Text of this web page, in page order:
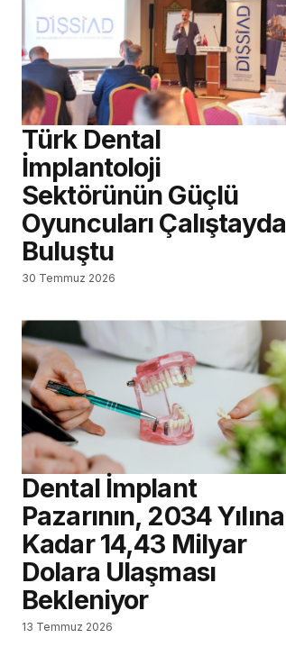
Türk Dental
İmplantoloji
Sektörünün Güçlü
Oyuncuları Çalıştayda
Buluştu
30 Temmuz 2026
Dental İmplant
Pazarının, 2034 Yılına
Kadar 14,43 Milyar
Dolara Ulaşması
Bekleniyor
13 Temmuz 2026